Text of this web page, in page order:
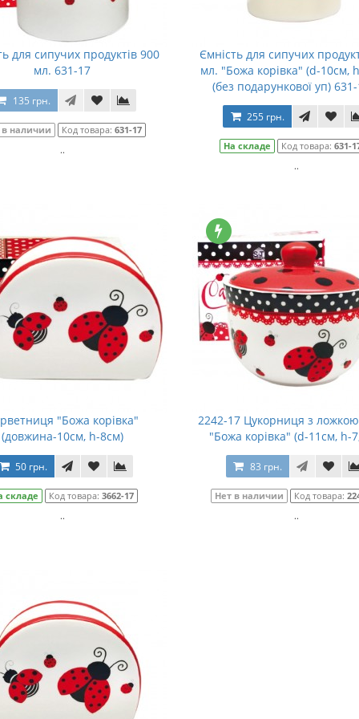
для сипучих продуктів 900
мл. 631-17
135 грн.
в наличии Код товара:631-17
..
Ємність для сипучих
мл. "Божа корівка" (d-10см,
(без подарункової уп)
255 грн.
На складе Код товара: 631-
..
"Божа корівка"
(довжина-10см, h-8см)
50 грн.
складе Код товара: 3662-17
..
2242-17 Цукорниця з
"Божа корівка" (d-11см, h-
83 грн.
Нет в наличии Код товара:
..